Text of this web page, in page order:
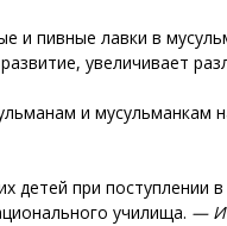
и пивные лавки в
увеличивает
и мусульманкам
детей при поступлении
училища. —